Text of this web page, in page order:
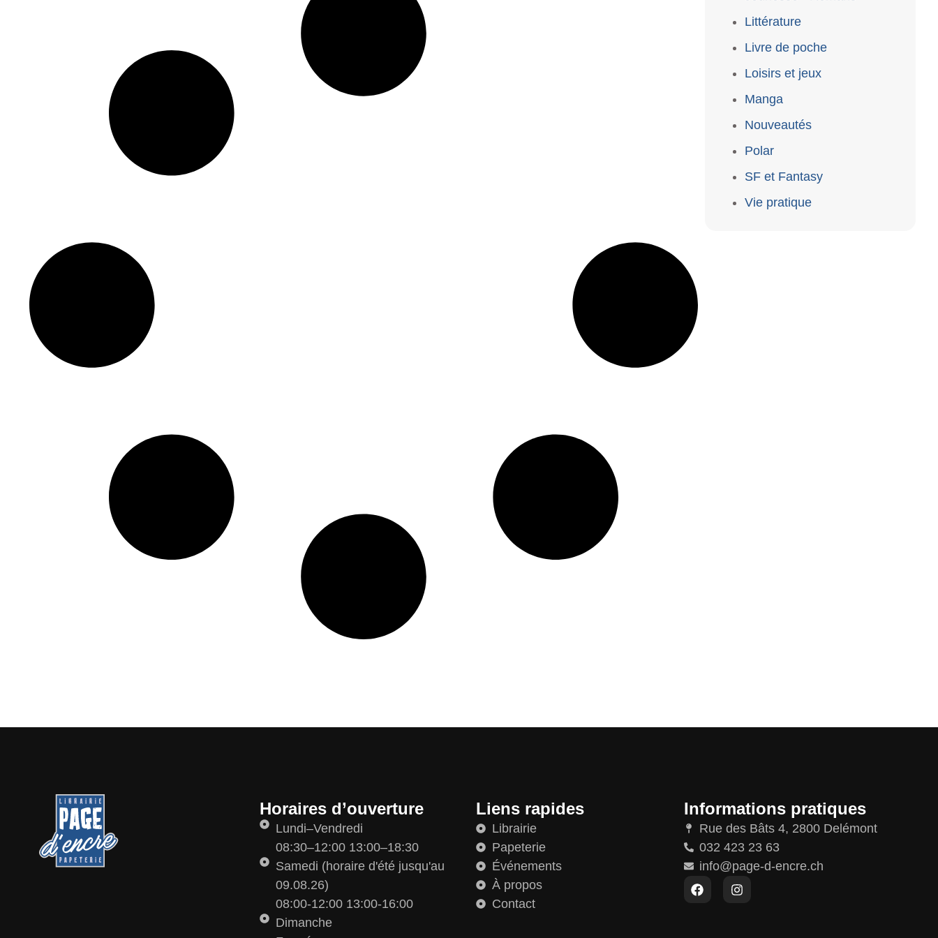
Littérature
Livre de poche
Loisirs et jeux
Manga
Nouveautés
Polar
SF et Fantasy
Vie pratique
Horaires d’ouverture
Lundi–Vendredi
08:30–12:00 13:00–18:30
Samedi (horaire d'été jusqu'au
09.08.26)
08:00-12:00 13:00-16:00
Dimanche
Liens rapides
Librairie
Papeterie
Événements
À propos
Contact
Informations pratiques
Rue des Bâts 4, 2800 Delémont
032 423 23 63
info@page-d-encre.ch